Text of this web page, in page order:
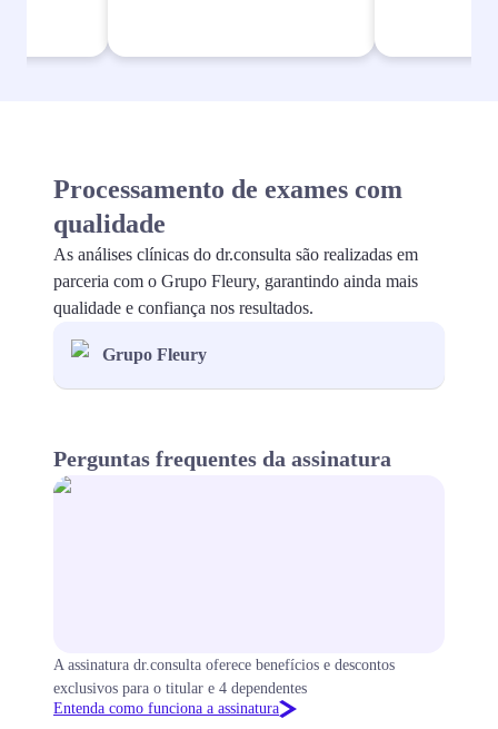
Processamento de exames com
qualidade
As análises clínicas do dr.consulta são realizadas em
parceria com o Grupo Fleury, garantindo ainda mais
qualidade e confiança nos resultados.
Grupo Fleury
Perguntas frequentes da assinatura
A assinatura dr.consulta oferece benefícios e descontos
exclusivos para o titular e 4 dependentes
Entenda como funciona a assinatura